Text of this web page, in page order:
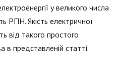
у великого числа
РПН. Якість електричної
від такого простого
представленій статті.